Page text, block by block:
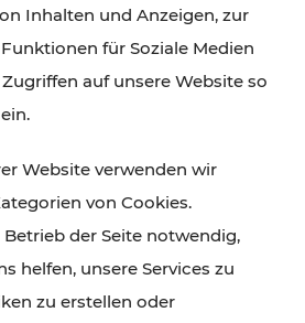
und das Burgenland
und Gastronomie,
Naturgenuss – viele
den Ticket- und Fahrplan-
gut und schnell erreichbar.
Inhalten und Anzeigen, zur
für Soziale Medien
auf unsere Website so
Website verwenden wir
von Cookies.
der Seite notwendig,
helfen, unsere Services zu
zu erstellen oder